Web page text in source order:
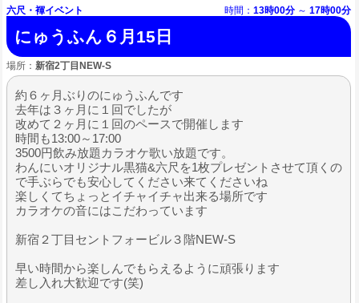
六尺・褌イベント 時間： 13時00分 ～ 17時00分
にゅうふん６月15日
場所： 新宿2丁目NEW-S
約６ヶ月ぶりのにゅうふんです
去年は３ヶ月に１回でしたが
改めて２ヶ月に１回のペースで開催します
時間も13:00～17:00
3500円飲み放題カラオケ歌い放題です。
わんにいオリジナル黒猫&六尺を1枚プレゼントさせて頂くの
で手ぶらでも安心してください来てくださいね
楽しくてちょっとイチャイチャ出来る場所です
カラオケの音にはこだわっています
新宿２丁目セントフォービル３階NEW-S
早い時間から楽しんでもらえるように頑張ります
差し入れ大歓迎です(笑)